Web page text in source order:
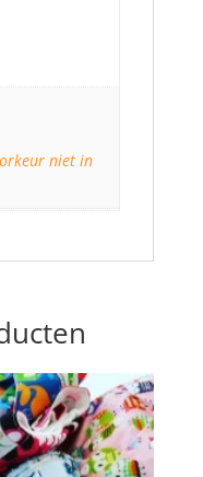
niet in